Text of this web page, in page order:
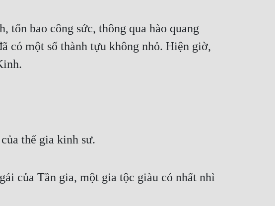
tốn bao công sức, thông qua hào quang
có một số thành tựu không nhỏ. Hiện giờ,
thế gia kinh sư.
của Tần gia, một gia tộc giàu có nhất nhì